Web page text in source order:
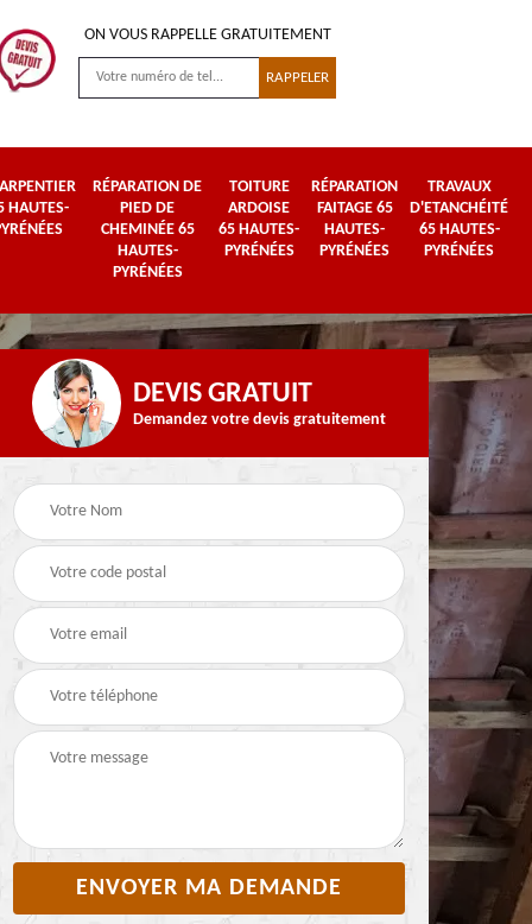
ON VOUS RAPPELLE GRATUITEMENT
HAUTES-
RÉPARATION DE
PIED DE
CHEMINÉE 65
HAUTES-
PYRÉNÉES
TOITURE
ARDOISE
65 HAUTES-
PYRÉNÉES
RÉPARATION
FAITAGE 65
HAUTES-
PYRÉNÉES
TRAVAUX
D'ETANCHÉITÉ
65 HAUTES-
PYRÉNÉES
Travaux de zinguerie
Urgence fuite de
toiture 65 Hautes-
Pyrénées
DEVIS GRATUIT
Demandez votre devis gratuitement